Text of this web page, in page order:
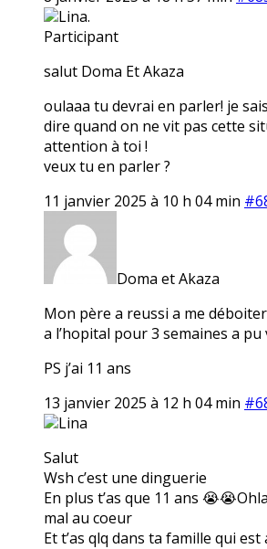
Lina.
Participant
salut Doma Et Akaza
oulaaa tu devrai en parler! je
dire quand on ne vit pas cette
attention à toi !
veux tu en parler ?
11 janvier 2025 à 10 h 04 min
Doma et Akaza
Mon père a reussi a me
a l’hopital pour 3 semaines a pu
PS j’ai 11 ans
13 janvier 2025 à 12 h 04 min
Lina
Salut
Wsh c’est une dinguerie
En plus t’as que 11 ans
mal au coeur
Et t’as qlq dans ta famille qui